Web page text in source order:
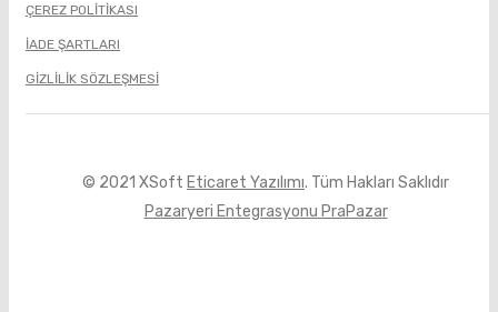
ÇEREZ POLİTİKASI
İADE ŞARTLARI
GIZLILIK SÖZLEŞMESI
© 2021 XSoft Eticaret Yazılımı. Tüm Hakları Saklıdır
Pazaryeri Entegrasyonu PraPazar